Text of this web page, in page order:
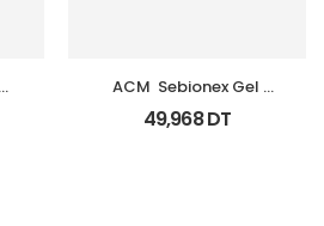
ACM  Sebionex Gel
Nettoyant Purifiant Fl
200Ml
49,968DT